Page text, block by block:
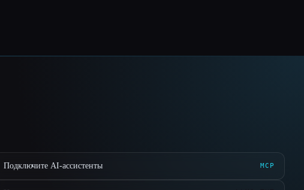
Подключите AI-ассистенты MCP